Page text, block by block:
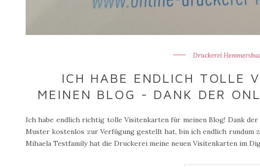
Druckerei
ICH HABE ENDLICH TOLLE
MEINEN BLOG - DANK DER
Ich habe endlich richtig tolle Visitenkarten für meinen Blog! Dank
Muster kostenlos zur Verfügung gestellt hat, bin ich endlich rundum
Mihaela Testfamily hat die Druckerei meine neuen Visitenkarten im